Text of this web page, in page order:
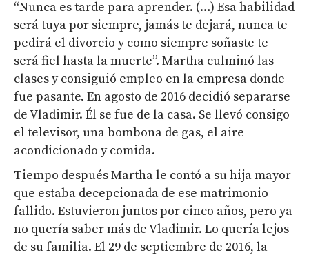
“Nunca es tarde para aprender. (…) Esa habilidad
será tuya por siempre, jamás te dejará, nunca te
pedirá el divorcio y como siempre soñaste te
será fiel hasta la muerte”. Martha culminó las
clases y consiguió empleo en la empresa donde
fue pasante. En agosto de 2016 decidió separarse
de Vladimir. Él se fue de la casa. Se llevó consigo
el televisor, una bombona de gas, el aire
acondicionado y comida.
Tiempo después Martha le contó a su hija mayor
que estaba decepcionada de ese matrimonio
fallido. Estuvieron juntos por cinco años, pero ya
no quería saber más de Vladimir. Lo quería lejos
de su familia. El 29 de septiembre de 2016, la